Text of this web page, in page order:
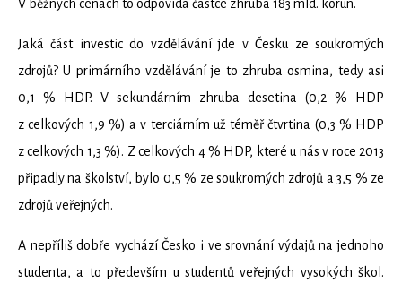
V běžných cenách to odpovídá částce zhruba 183 mld. korun.
Jaká část investic do vzdělávání jde v Česku ze soukromých
zdrojů? U primárního vzdělávání je to zhruba osmina, tedy asi
0,1 % HDP. V sekundárním zhruba desetina (0,2 % HDP
z celkových 1,9 %) a v terciárním už téměř čtvrtina (0,3 % HDP
z celkových 1,3 %). Z celkových 4 % HDP, které u nás v roce 2013
připadly na školství, bylo 0,5 % ze soukromých zdrojů a 3,5 % ze
zdrojů veřejných.
A nepříliš dobře vychází Česko i ve srovnání výdajů na jednoho
studenta, a to především u studentů veřejných vysokých škol.